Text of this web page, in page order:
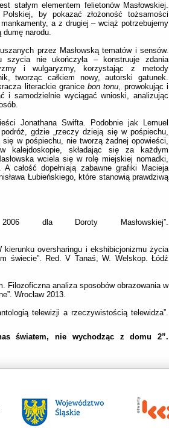
stałym elementem felietonów Masłowskiej.
by pokazać złożoność tożsamości
a z drugiej – wciąż potrzebujemy
dumę narodu.
przez Masłowską tematów i sensów.
szycia nie ukończyła – konstruuje zdania
i wulgaryzmy, korzystając z metody
tworząc całkiem nowy, autorski gatunek.
literackie granicebon tonu, prowokując i
i samodzielnie wyciągać wnioski, analizując
Jonathana Swifta. Podobnie jak Lemuel
gdzie „rzeczy dzieją się w pośpiechu,
w pośpiechu, nie tworzą żadnej opowieści,
kalejdoskopie, składając się za każdym
wciela się w rolę miejskiej nomadki,
całość dopełniają zabawne grafiki Macieja
Łubieńskiego, które stanowią prawdziwą
dla Doroty Masłowskiej”.
oversharingu i ekshibicjonizmu życia
świecie”. Red. V Tanaś, W. Welskop. Łódź
Filozoficzna analiza sposobów obrazowania w
Wrocław 2013.
telewizji a rzeczywistością telewidza”.
światem, nie wychodząc z domu 2”.